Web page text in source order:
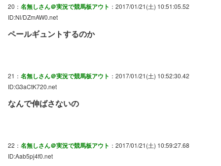
20： 名無しさん＠実況で競馬板アウト ：2017/01/21(土) 10:51:05.52
ID:Nl/DZmAW0.net
ペールギュントするのか
21： 名無しさん＠実況で競馬板アウト ：2017/01/21(土) 10:52:30.42
ID:G3aCtK720.net
なんで伸ばさないの
22： 名無しさん＠実況で競馬板アウト ：2017/01/21(土) 10:59:27.68
ID:Aab5pj4f0.net